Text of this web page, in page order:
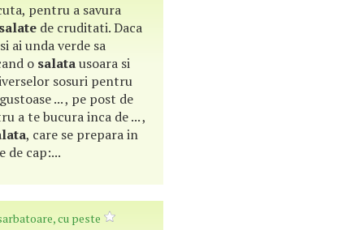
pentru a savura
de cruditati. Daca
ai unda verde sa
o salatausoara si
sosuri pentru
... , pe post de
a te bucura inca de ... ,
, care se prepara in
de cap:...
cu peste